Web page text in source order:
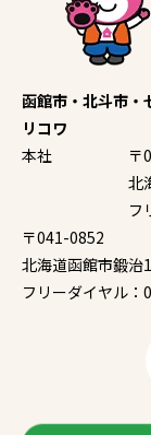
函館市・北斗市・
リコワ
本社
〒
北
フ
〒041-0852
北海道函館市鍛
フリーダイヤル